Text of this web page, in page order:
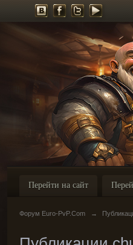
Перейти на сайт
Форум Euro-PvP.Com →